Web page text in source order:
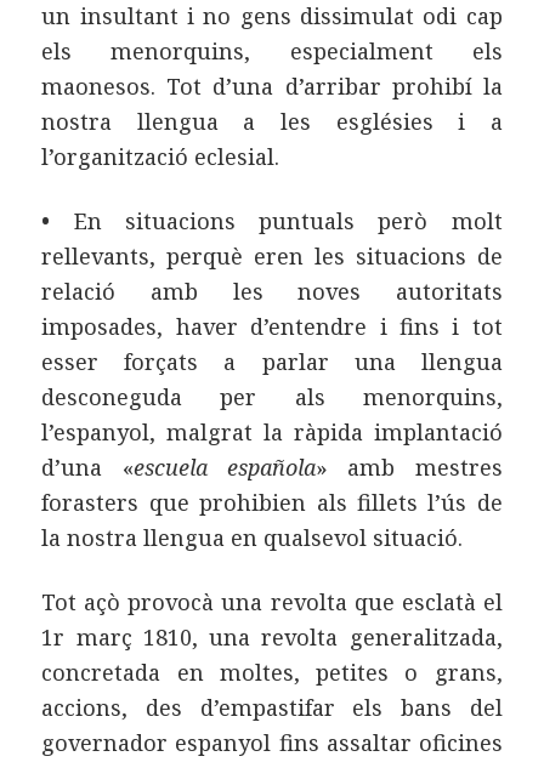
un insultant i no gens dissimulat odi cap
els menorquins, especialment els
maonesos. Tot d’una d’arribar prohibí la
nostra llengua a les esglésies i a
l’organització eclesial.
• En situacions puntuals però molt
rellevants, perquè eren les situacions de
relació amb les noves autoritats
imposades, haver d’entendre i fins i tot
esser forçats a parlar una llengua
desconeguda per als menorquins,
l’espanyol, malgrat la ràpida implantació
d’una «escuela española» amb mestres
forasters que prohibien als fillets l’ús de
la nostra llengua en qualsevol situació.
Tot açò provocà una revolta que esclatà el
1r març 1810, una revolta generalitzada,
concretada en moltes, petites o grans,
accions, des d’empastifar els bans del
governador espanyol fins assaltar oficines